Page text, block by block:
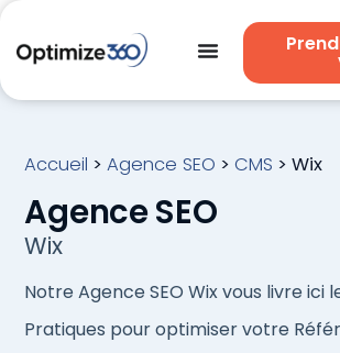
Accueil >Agence SEO >CMS >Wix
Agence SEO
Wix
Notre Agence SEO Wix vous livre ici
Pratiques pour optimiser votre